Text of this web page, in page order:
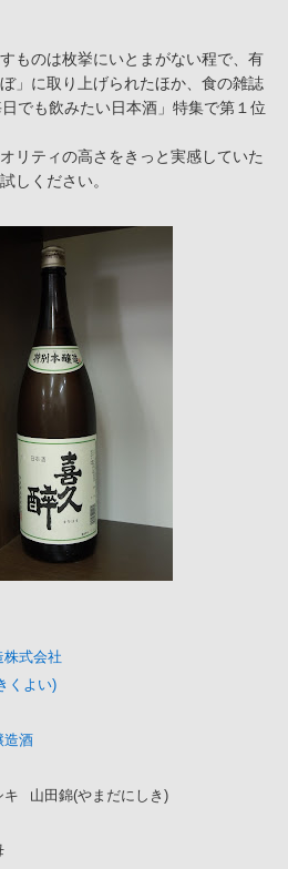
ものは枚挙にいとまがない程で、有
」に取り上げられたほか、食の雑誌
でも飲みたい日本酒」特集で第１位
リティの高さをきっと実感していた
しください。
株式会社
くよい)
造酒
キ
山田錦(やまだにしき)